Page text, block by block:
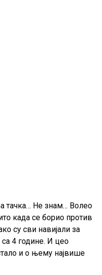
тачка… Не знам… Волео
када се борио против
су сви навијали за
4 године. И цео
и о њему највише